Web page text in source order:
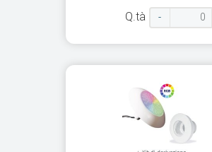
Q.tà -